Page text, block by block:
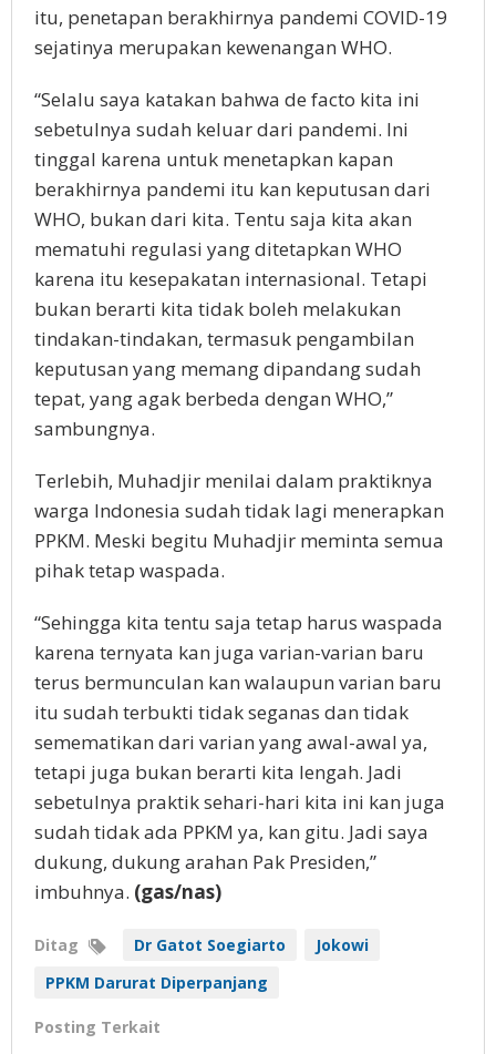
itu, penetapan berakhirnya pandemi COVID-19
sejatinya merupakan kewenangan WHO.
“Selalu saya katakan bahwa de facto kita ini
sebetulnya sudah keluar dari pandemi. Ini
tinggal karena untuk menetapkan kapan
berakhirnya pandemi itu kan keputusan dari
WHO, bukan dari kita. Tentu saja kita akan
mematuhi regulasi yang ditetapkan WHO
karena itu kesepakatan internasional. Tetapi
bukan berarti kita tidak boleh melakukan
tindakan-tindakan, termasuk pengambilan
keputusan yang memang dipandang sudah
tepat, yang agak berbeda dengan WHO,”
sambungnya.
Terlebih, Muhadjir menilai dalam praktiknya
warga Indonesia sudah tidak lagi menerapkan
PPKM. Meski begitu Muhadjir meminta semua
pihak tetap waspada.
“Sehingga kita tentu saja tetap harus waspada
karena ternyata kan juga varian-varian baru
terus bermunculan kan walaupun varian baru
itu sudah terbukti tidak seganas dan tidak
semematikan dari varian yang awal-awal ya,
tetapi juga bukan berarti kita lengah. Jadi
sebetulnya praktik sehari-hari kita ini kan juga
sudah tidak ada PPKM ya, kan gitu. Jadi saya
dukung, dukung arahan Pak Presiden,”
imbuhnya. (gas/nas)
Ditag Dr Gatot Soegiarto
Jokowi
PPKM Darurat Diperpanjang
Posting Terkait